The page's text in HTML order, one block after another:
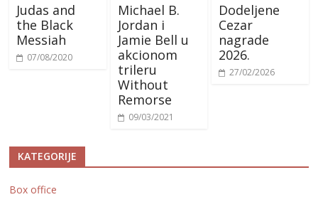
Judas and
the Black
Messiah
07/08/2020
Michael B.
Jordan i
Jamie Bell u
akcionom
trileru
Without
Remorse
09/03/2021
Dodeljene
Cezar
nagrade
2026.
27/02/2026
KATEGORIJE
Box office